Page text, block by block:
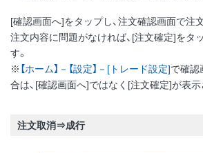
[確認画面へ]をタップし、注文確認画面で注
注文内容に問題がなければ、[注文確定]をタ
す。
※ 【ホーム】－【設定】－[トレード設定]で確認
合は、[確認画面へ]ではなく[注文確定]が表示
注文取消⇒成行